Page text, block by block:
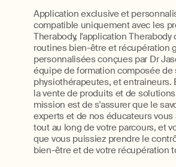
Application exclusive et
compatible uniquement avec les
Therabody, l'application Therabody
routines bien-être et récupération
personnalisées conçues par Dr
équipe de formation composée
physiothérapeutes, et entraineurs.
la vente de produits et de
mission est de s'assurer que le
experts et de nos éducateurs vous
tout au long de votre parcours, et
que vous puissiez prendre le
bien-être et de votre récupération